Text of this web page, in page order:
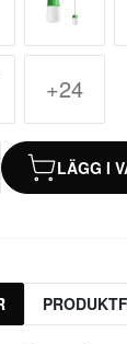
+24
LÄGG I